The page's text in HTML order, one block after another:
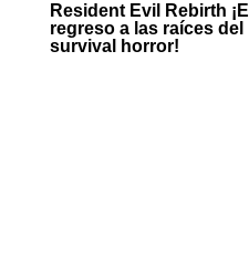
Resident Evil Rebirth ¡El
regreso a las raíces del
survival horror!